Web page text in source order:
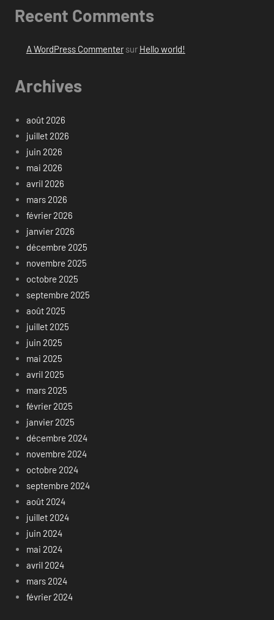
Recent Comments
A WordPress Commentersur Hello world!
Archives
août 2026
juillet 2026
juin 2026
mai 2026
avril 2026
mars 2026
février 2026
janvier 2026
décembre 2025
novembre 2025
octobre 2025
septembre 2025
août 2025
juillet 2025
juin 2025
mai 2025
avril 2025
mars 2025
février 2025
janvier 2025
décembre 2024
novembre 2024
octobre 2024
septembre 2024
août 2024
juillet 2024
juin 2024
mai 2024
avril 2024
mars 2024
février 2024